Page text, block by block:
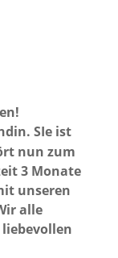
SIe ist
nun zum
3 Monate
unseren
alle